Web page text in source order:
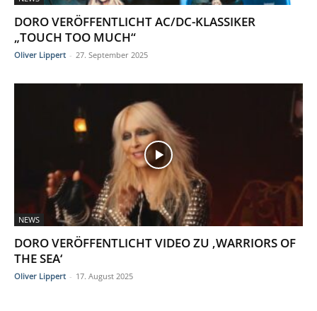
DORO VERÖFFENTLICHT AC/DC-KLASSIKER
„TOUCH TOO MUCH“
Oliver Lippert - 27. September 2025
NEWS
DORO VERÖFFENTLICHT VIDEO ZU ‚WARRIORS OF
THE SEA‘
Oliver Lippert - 17. August 2025